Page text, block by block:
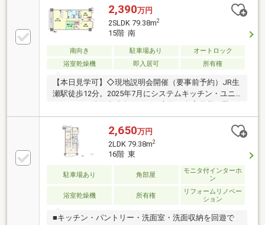
2,390万円
2SLDK 79.38m2
15階 南
南向き 駐車場あり
オートロック
浴室乾燥機
即入居可 所有権
【本日見学可】◇現地説明会開催（要事前予約）JR生
瀬駅徒歩12分。2025年7月にシステムキッチン・ユニ
ロス・フローリング張替、照明器具新調済みです。
2,650万円
2LDK 79.38m2
16階 東
駐車場あり 角部屋
モニタ付インターホ
ン
浴室乾燥機 所有権
リフォームリノベー
ション
■キッチン・パントリー・洗面室・洗面収納を回遊で